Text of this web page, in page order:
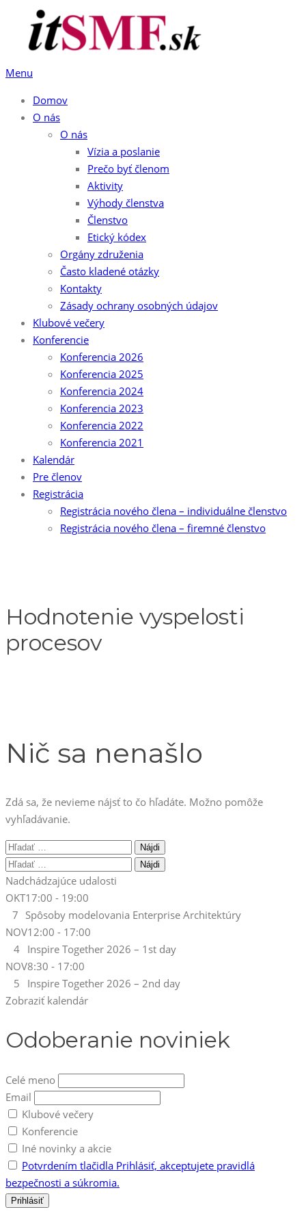
Preskočiť
obsah
Menu
Domov
O nás
O nás
Vízia a poslanie
Prečo byť členom
Aktivity
Výhody členstva
Členstvo
Etický kódex
Orgány združenia
Často kladené otázky
Kontakty
Zásady ochrany osobných údajov
Klubové večery
Konferencie
Konferencia 2026
Konferencia 2025
Konferencia 2024
Konferencia 2023
Konferencia 2022
Konferencia 2021
Kalendár
Pre členov
Registrácia
Registrácia nového člena – individuálne členstvo
Registrácia nového člena – firemné členstvo
Hodnotenie vyspelosti
procesov
Nič sa nenašlo
Zdá sa, že nevieme nájsť to čo hľadáte. Možno pomôže
vyhľadávanie.
Hľadať:
Hľadať:
Nadchádzajúce udalosti
OKT
7
17:00 - 19:00
Spôsoby modelovania Enterprise Architektúry
NOV
4
12:00 - 17:00
Inspire Together 2026 – 1st day
NOV
5
8:30 - 17:00
Inspire Together 2026 – 2nd day
Zobraziť kalendár
Odoberanie noviniek
Celé meno
Email
Klubové večery
Konferencie
Iné novinky a akcie
Potvrdením tlačidla Prihlásiť, akceptujete pravidlá
bezpečnosti a súkromia.